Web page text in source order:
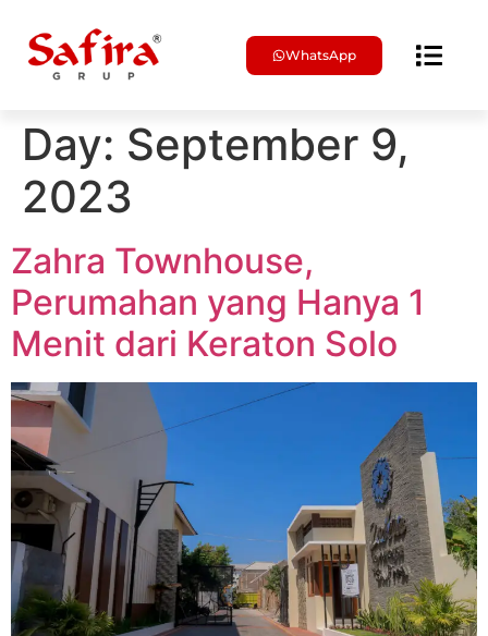
WhatsApp
Day: September 9,
2023
Zahra Townhouse,
Perumahan yang Hanya 1
Menit dari Keraton Solo